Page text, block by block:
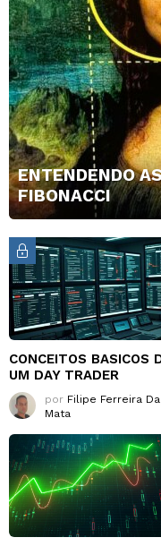
ENTENDENDO
FIBONACCI
CONCEITOS BASICOS
UM DAY TRADER
por Filipe Ferreira Da
Mata